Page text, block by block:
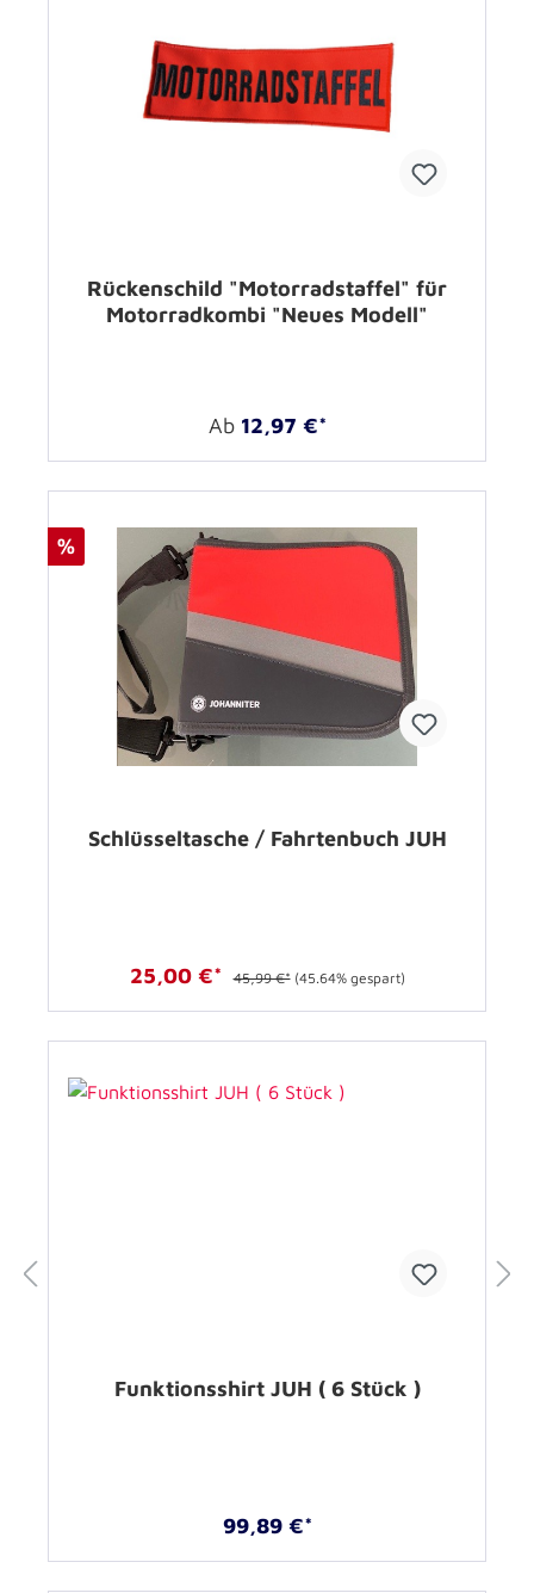
Rückenschild "Motorradstaffel" für
Motorradkombi "Neues Modell"
Ab 12,97 €*
%
Schlüsseltasche / Fahrtenbuch JUH
25,00 €* 45,99 €* (45.64% gespart)
Funktionsshirt JUH ( 6 Stück )
99,89 €*